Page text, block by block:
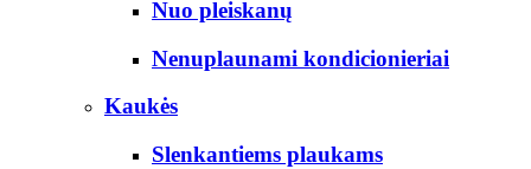
Nuo pleiskanų
Nenuplaunami kondicionieriai
Kaukės
Slenkantiems plaukams